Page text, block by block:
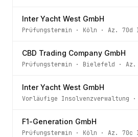
Inter Yacht West GmbH
Prüfungstermin · Köln · Az. 70d
CBD Trading Company GmbH
Prüfungstermin · Bielefeld · Az.
Inter Yacht West GmbH
Vorläufige Insolvenzverwaltung ·
F1-Generation GmbH
Prüfungstermin · Köln · Az. 70c